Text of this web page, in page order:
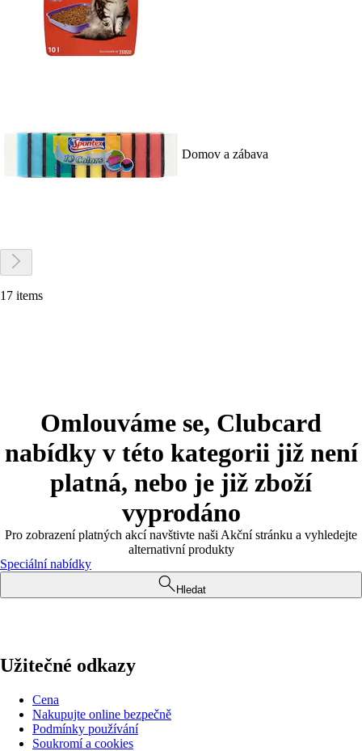
Domov a zábava
17 items
Omlouváme se, Clubcard
nabídky v této kategorii již není
platná, nebo je již zboží
vyprodáno
Pro zobrazení platných akcí navštivte naši Akční stránku a vyhledejte
alternativní produkty
Speciální nabídky
Hledat
Užitečné odkazy
Cena
Nakupujte online bezpečně
Podmínky používání
Soukromí a cookies